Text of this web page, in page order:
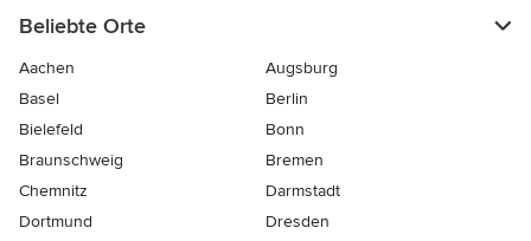
Beliebte Orte
Aachen
Augsburg
Basel
Berlin
Bielefeld
Bonn
Braunschweig
Bremen
Chemnitz
Darmstadt
Dortmund
Dresden